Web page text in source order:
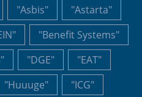
"Asbis"
"Astarta"
"Benefit Systems"
"DGE"
"EAT"
"Huuuge"
"ICG"